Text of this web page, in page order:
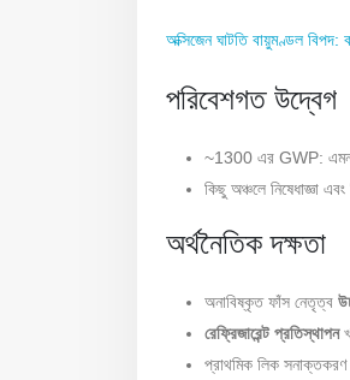
অক্সিজেন ঘাটতি বায়ুমণ্ডল
পরিবেশগত উদ্বেগ
~1300 এর GWP:
কিছু অঞ্চলে নিষেধাজ্ঞা
অর্থনৈতিক দক্ষতা
অনাবিষ্কৃত ফাঁস নেতৃত্ব
রেফ্রিজারেন্ট প্রতিস্থাপন
প্রাথমিক লিক সনাক্তকরণ